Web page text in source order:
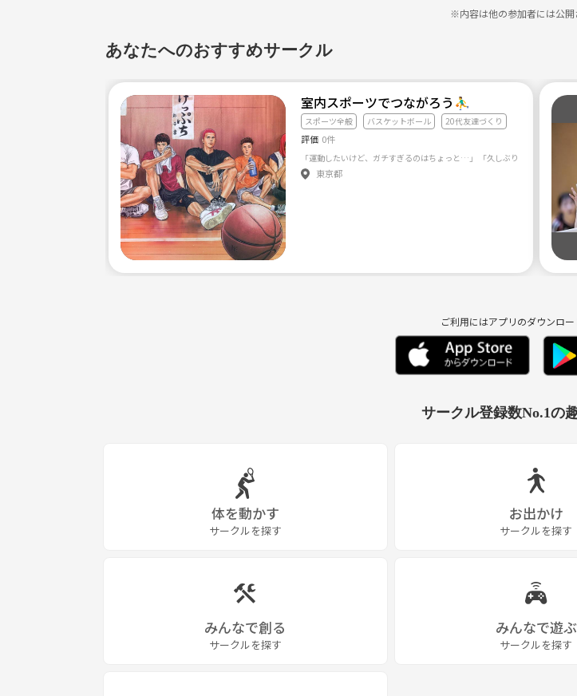
現在コロナ禍の状況ですが、メンバーのほとんどがワクチン接種済の状態になりましたので、
※内容は他の参加者には公開
あなたへのおすすめサークル
室内スポーツでつながろう⛹️‍♂️
スポーツ全般 バスケットボール 20代友達づくり
評価 0件
東京都
ご利用にはアプリのダウンロ
サークル登録数No.1の
体を動かす
サークルを探す
お出かけ
サークルを探す
みんなで創る
サークルを探す
みんなで遊ぶ
サークルを探す